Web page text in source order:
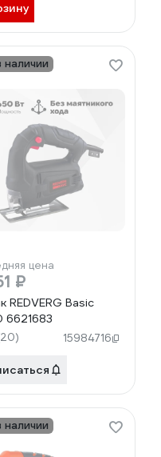
наличии
цена
₽
REDVERG Basic
6621683
15984716
наличии